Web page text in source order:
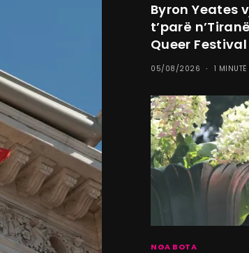
Byron Yeates
t’parë
Queer Festival
05/08/2026 1 MINUTË
NGA BOTA